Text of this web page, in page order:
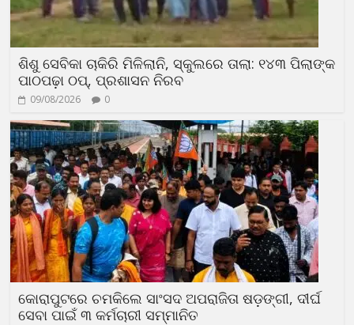
ଶିଶୁ ସେବିକା ଚାକିରି ମିଳିଲାନି, ସ୍କୁଲରେ ତାଲା: ୧୪୩ ପିଲାଙ୍କ
ପାଠପଢ଼ା ଠପ୍, ପ୍ରଶାସନ ନିରବ
09/08/2026 0
କୋରାପୁଟରେ ଚମକିଲେ ସାଂସଦ ଅପରାଜିତା ଷଡ଼ଙ୍ଗୀ, ଦୀର୍ଘ
ସେବା ପାଇଁ ୩ କର୍ମଚାରୀ ସମ୍ମାନିତ